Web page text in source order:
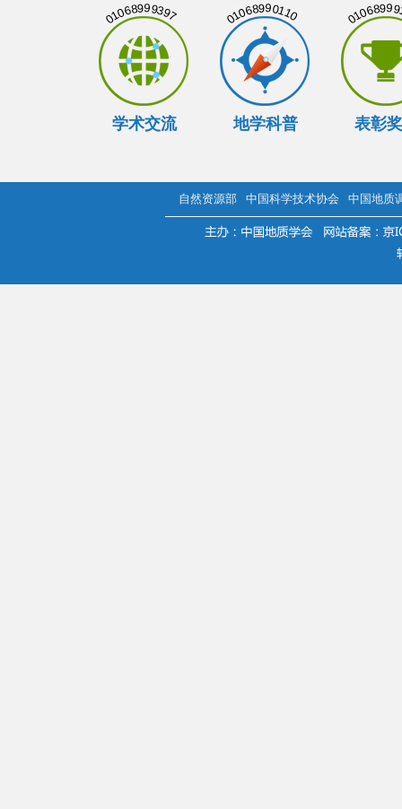
01068999397
学术交流
01068990110
地学科普 表彰
自然资源部 中国科学技术协会 中国地质
.